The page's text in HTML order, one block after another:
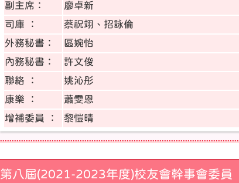
副主席：
廖卓新
司庫 ：
蔡祝翊、招詠倫
外務秘書：
區婉怡
內務秘書：
許文俊
聯絡 ：
姚沁彤
康樂 ：
蕭雯恩
增補委員 ：
黎愷晴
第八屆(2021-2023年度)校友會幹事會委員